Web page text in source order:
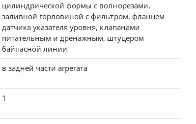
цилиндрической формы с волнорезами,
заливной горловиной с фильтром, фланцем
датчика указателя уровня, клапанами
питательным и дренажным, штуцером
байпасной линии
в задней части агрегата
1